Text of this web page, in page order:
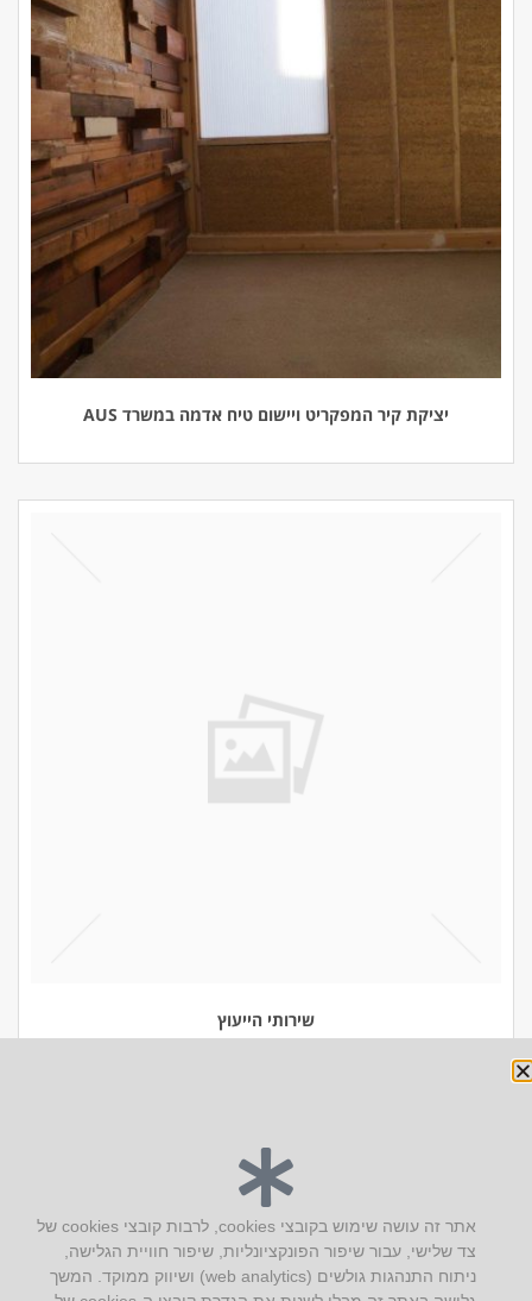
יציקת קיר המפקריט ויישום טיח אדמה במשרד AUS
שירותי הייעוץ
אתר זה עושה שימוש בקובצי cookies, לרבות קובצי cookies של
צד שלישי, עבור שיפור הפונקציונליות, שיפור חוויית הגלישה,
ניתוח התנהגות גולשים (web analytics) ושיווק ממוקד. המשך